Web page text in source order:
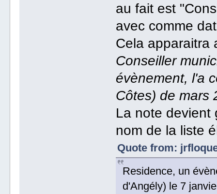
au fait est
avec comme
Cela apparaitra
Conseiller
évènement, l'a
Côtes) de mars
La note devient
nom de la liste
Quote from:
Residence, un
d'Angély) le 7